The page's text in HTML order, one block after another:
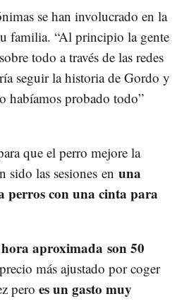
se han involucrado en la
familia. “Al principio la gente
todo a través de las redes
seguir la historia de Gordo y
habíamos probado todo”
que el perro mejore la
sido las sesiones en una
perros con una cinta para
aproximada son 50
más ajustado por coger
pero es un gasto muy